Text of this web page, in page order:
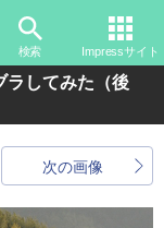
検索 Impressサイト
ラしてみた（後
次の画像